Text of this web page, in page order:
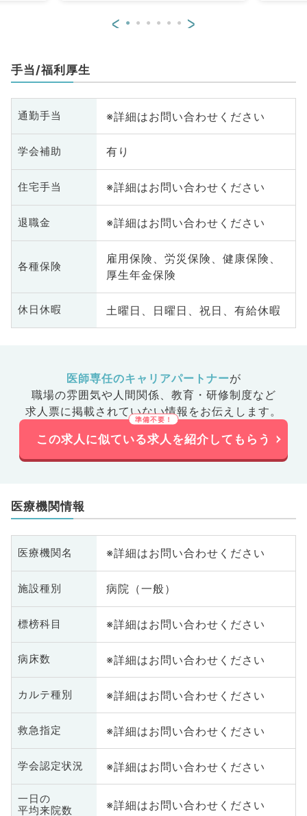
全般、一般外科、消化器外科、乳
< >
手当/福利厚生
通勤手当 ※詳細はお問い合わせください
学会補助 有り
住宅手当 ※詳細はお問い合わせください
退職金 ※詳細はお問い合わせください
各種保険
雇用保険、労災保険、健康保険、
厚生年金保険
休日休暇 土曜日、日曜日、祝日、有給休暇
医師専任のキャリアパートナーが
職場の雰囲気や人間関係、 教育・研修制度など
求人票に掲載されていない情報をお伝えします。
この求人に似ている求人を紹介してもらう
医療機関情報
医療機関名 ※詳細はお問い合わせください
施設種別 病院（一般）
標榜科目 ※詳細はお問い合わせください
病床数 ※詳細はお問い合わせください
カルテ種別 ※詳細はお問い合わせください
救急指定 ※詳細はお問い合わせください
学会認定状況 ※詳細はお問い合わせください
一日の
平均来院数
※詳細はお問い合わせください